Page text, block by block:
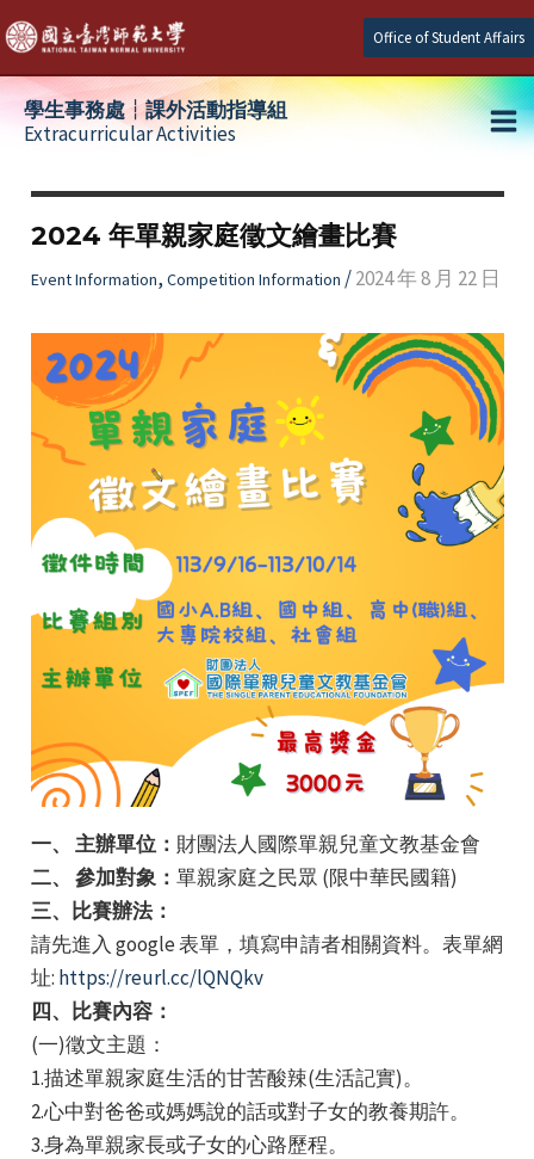
Skip
to
content
Office of Student Affairs
學生事務處┆課外活動指導組
Extracurricular Activities
2024 年單親家庭徵文繪畫比賽
Event Information, Competition Information /2024 年 8 月 22 日
一、 主辦單位： 財團法人國際單親兒童文教基金會
二、 參加對象： 單親家庭之民眾 (限中華民國籍)
三、比賽辦法：
請先進入 google 表單，填寫申請者相關資料。表單網
址: https://reurl.cc/lQNQkv
四、比賽內容：
(一)徵文主題：
1.描述單親家庭生活的甘苦酸辣(生活記實)。
2.心中對爸爸或媽媽說的話或對子女的教養期許。
3.身為單親家長或子女的心路歷程。